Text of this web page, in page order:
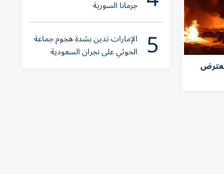
جرمانا السورية
5 الإمارات تدين بشدة هجوم جماعة
الحوثي على نجران السعودية